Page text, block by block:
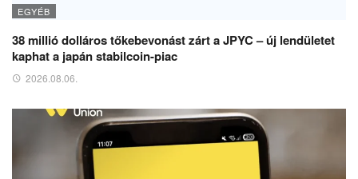
EGYÉB
38 millió dolláros tőkebevonást zárt a JPYC – új lendületet
kaphat a japán stabilcoin-piac
2026.08.06.